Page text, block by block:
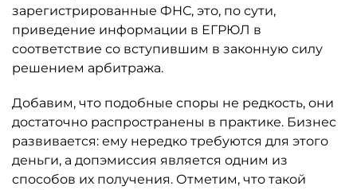
зарегистрированные ФНС, это, по сути,
приведение информации в ЕГРЮЛ в
соответствие со вступившим в законную силу
решением арбитража.
Добавим, что подобные споры не редкость, они
достаточно распространены в практике. Бизнес
развивается: ему нередко требуются для этого
деньги, а допэмиссия является одним из
способов их получения. Отметим, что такой